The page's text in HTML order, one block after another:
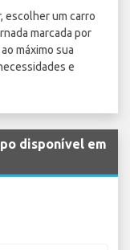
escolher um carro
marcada por
máximo sua
e
disponível em